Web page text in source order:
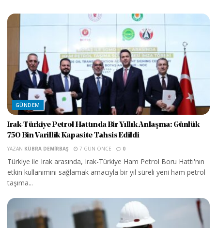
GÜNDEM
Irak-Türkiye Petrol Hattında Bir Yıllık Anlaşma: Günlük
750 Bin Varillik Kapasite Tahsis Edildi
YAZAN KÜBRA DEMIRBAŞ 7 GÜN ÖNCE 0
Türkiye ile Irak arasında, Irak-Türkiye Ham Petrol Boru Hattı'nın
etkin kullanımını sağlamak amacıyla bir yıl süreli yeni ham petrol
taşıma...